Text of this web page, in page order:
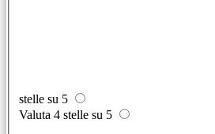
stelle su 5
Valuta 4 stelle su 5